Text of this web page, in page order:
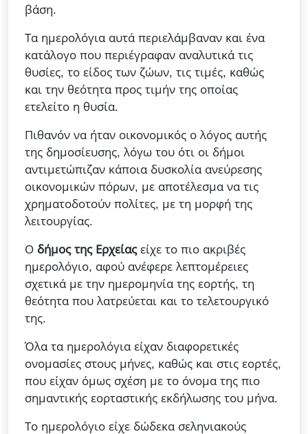
βάση.
Τα ημερολόγια αυτά περιελάμβαναν και ένα
κατάλογο που περιέγραφαν αναλυτικά τις
θυσίες, το είδος των ζώων, τις τιμές, καθώς
και την θεότητα προς τιμήν της οποίας
ετελείτο η θυσία.
Πιθανόν να ήταν οικονομικός ο λόγος αυτής
της δημοσίευσης, λόγω του ότι οι δήμοι
αντιμετώπιζαν κάποια δυσκολία ανεύρεσης
οικονομικών πόρων, με αποτέλεσμα να τις
χρηματοδοτούν πολίτες, με τη μορφή της
λειτουργίας.
Ο δήμος της Ερχείαςείχε το πιο ακριβές
ημερολόγιο, αφού ανέφερε λεπτομέρειες
σχετικά με την ημερομηνία της εορτής, τη
θεότητα που λατρεύεται και το τελετουργικό
της.
Όλα τα ημερολόγια είχαν διαφορετικές
ονομασίες στους μήνες, καθώς και στις εορτές,
που είχαν όμως σχέση με το όνομα της πιο
σημαντικής εορταστικής εκδήλωσης του μήνα.
Το ημερολόγιο είχε δώδεκα σεληνιακούς